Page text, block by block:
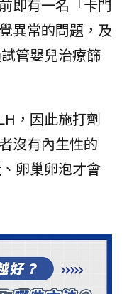
即有一名「卡門
異常的問題，及
管嬰兒治療篩
，因此施打劑
沒有內生性的
卵巢卵泡才會